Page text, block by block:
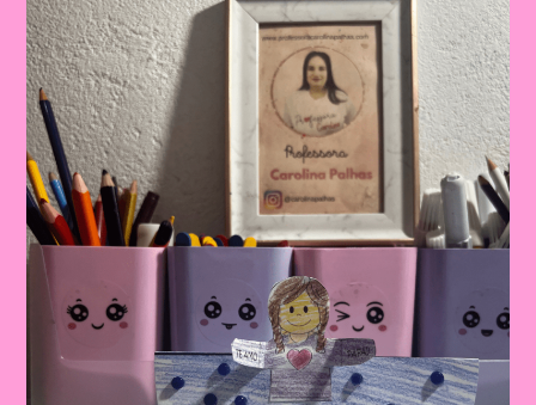
Dia
Dos
Pais:
Celebrando
A
Importância
Figura